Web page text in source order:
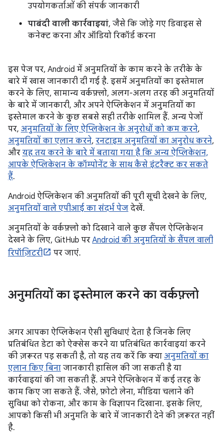
उपयोगकर्ताओं की संपर्क जानकारी
पाबंदी वाली कार्रवाइयां, जैसे कि जोड़े गए डिवाइस से
कनेक्ट करना और ऑडियो रिकॉर्ड करना
इस पेज पर, Android में अनुमतियों के काम करने के तरीके के
बारे में खास जानकारी दी गई है. इसमें अनुमतियों का इस्तेमाल
करने के लिए, सामान्य वर्कफ़्लो, अलग-अलग तरह की अनुमतियों
के बारे में जानकारी, और अपने ऐप्लिकेशन में अनुमतियों का
इस्तेमाल करने के कुछ सबसे सही तरीके शामिल हैं. अन्य पेजों
पर, अनुमतियों के लिए ऐप्लिकेशन के अनुरोधों को कम करने,
अनुमतियों का एलान करने, रनटाइम अनुमतियों का अनुरोध करने,
और यह तय करने के बारे में बताया गया है कि अन्य ऐप्लिकेशन,
आपके ऐप्लिकेशन के कॉम्पोनेंट के साथ कैसे इंटरैक्ट कर सकते
हैं.
Android ऐप्लिकेशन की अनुमतियों की पूरी सूची देखने के लिए,
अनुमतियों वाले एपीआई का संदर्भ पेज देखें.
अनुमतियों के वर्कफ़्लो को दिखाने वाले कुछ सैंपल ऐप्लिकेशन
देखने के लिए, GitHub पर Android की अनुमतियों के सैंपल वाली
रिपॉज़िटरी
पर जाएं.
अनुमतियों का इस्तेमाल करने का वर्कफ़्लो
अगर आपका ऐप्लिकेशन ऐसी सुविधाएं देता है जिनके लिए
प्रतिबंधित डेटा को ऐक्सेस करने या प्रतिबंधित कार्रवाइयां करने
की ज़रूरत पड़ सकती है, तो यह तय करें कि क्या अनुमतियों का
एलान किए बिना जानकारी हासिल की जा सकती है या
कार्रवाइयां की जा सकती हैं. अपने ऐप्लिकेशन में कई तरह के
काम किए जा सकते हैं. जैसे, फ़ोटो लेना, मीडिया चलाने की
सुविधा को रोकना, और काम के विज्ञापन दिखाना. इसके लिए,
आपको किसी भी अनुमति के बारे में जानकारी देने की ज़रूरत नहीं
है.